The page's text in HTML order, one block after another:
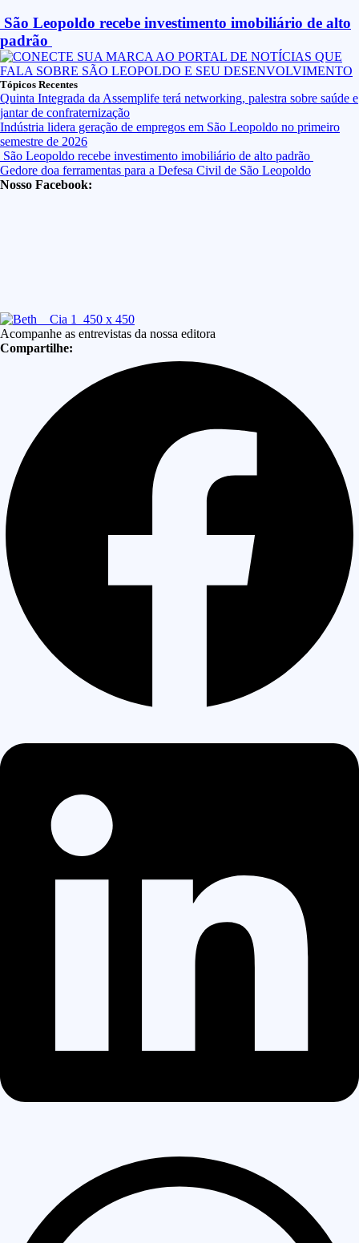
São Leopoldo recebe investimento imobiliário de alto
padrão
Tópicos Recentes
Quinta Integrada da Assemplife terá networking, palestra sobre saúde e
jantar de confraternização
Indústria lidera geração de empregos em São Leopoldo no primeiro
semestre de 2026
São Leopoldo recebe investimento imobiliário de alto padrão
Gedore doa ferramentas para a Defesa Civil de São Leopoldo
Nosso Facebook:
Acompanhe as entrevistas da nossa editora
Compartilhe: